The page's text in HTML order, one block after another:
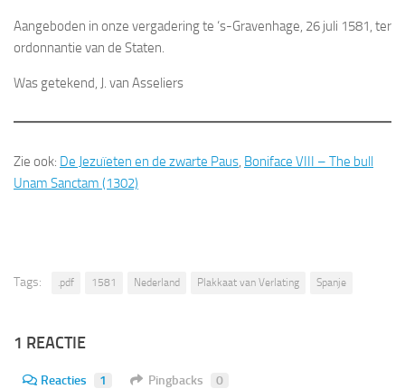
Aangeboden in onze vergadering te ‘s-Gravenhage, 26 juli 1581, ter
ordonnantie van de Staten.
Was getekend, J. van Asseliers
Zie ook: De Jezuïeten en de zwarte Paus, Boniface VIII – The bull
Unam Sanctam (1302)
Tags: .pdf 1581 Nederland Plakkaat van Verlating Spanje
1 REACTIE
Reacties 1 Pingbacks 0